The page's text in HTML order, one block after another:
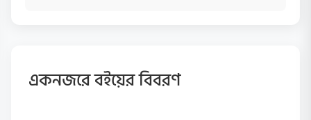
একনজরে বইয়ের বিবরণ